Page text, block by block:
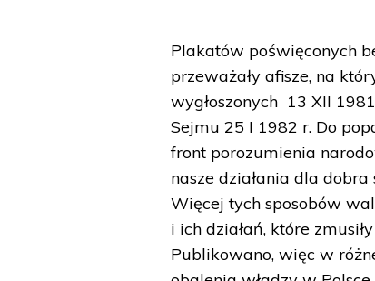
Plakatów poświęconych
przeważały afisze, na
wygłoszonych 13 XII
Sejmu 25 I 1982 r. Do
front porozumienia
nasze działania dla
Więcej tych sposobów
i ich działań, które
Publikowano, więc w